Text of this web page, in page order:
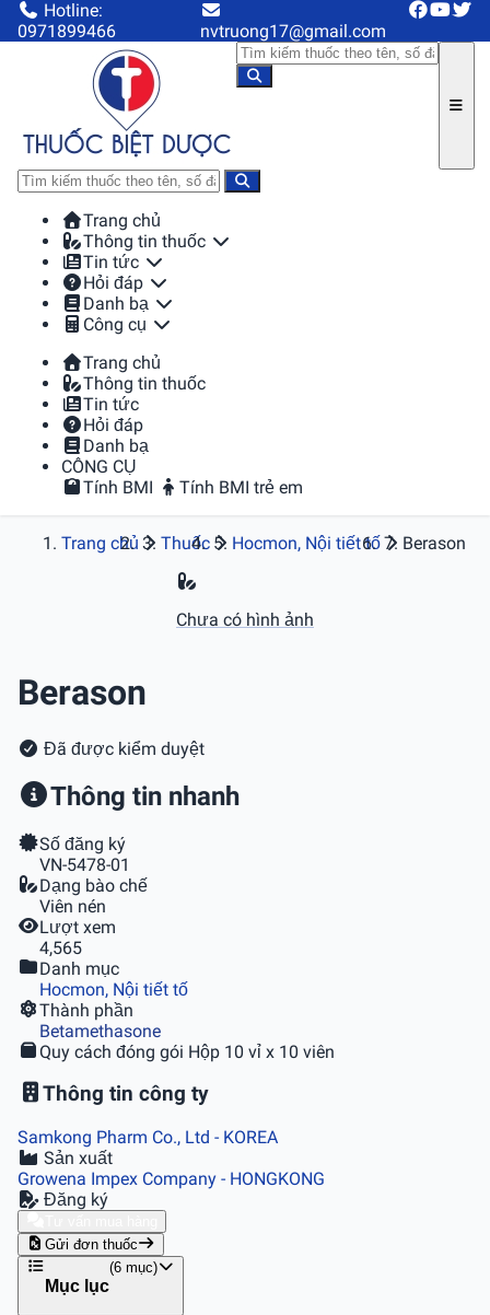
Hotline:
0971899466
nvtruong17@gmail.com
Trang chủ
Thông tin thuốc
Tin tức
Hỏi đáp
Danh bạ
Công cụ
Trang chủ
Thông tin thuốc
Tin tức
Hỏi đáp
Danh bạ
CÔNG CỤ
Tính BMI
Tính BMI trẻ em
Trang chủ Thuốc Hocmon, Nội tiết tố Berason
Chưa có hình ảnh
Berason
Đã được kiểm duyệt
Thông tin nhanh
Số đăng ký
VN-5478-01
Dạng bào chế
Viên nén
Lượt xem
4,565
Danh mục
Hocmon, Nội tiết tố
Thành phần
Betamethasone
Quy cách đóng gói Hộp 10 vỉ x 10 viên
Thông tin công ty
Samkong Pharm Co., Ltd - KOREA
Sản xuất
Growena Impex Company - HONGKONG
Đăng ký
Gửi đơn thuốc
Mục lục
(6 mục)